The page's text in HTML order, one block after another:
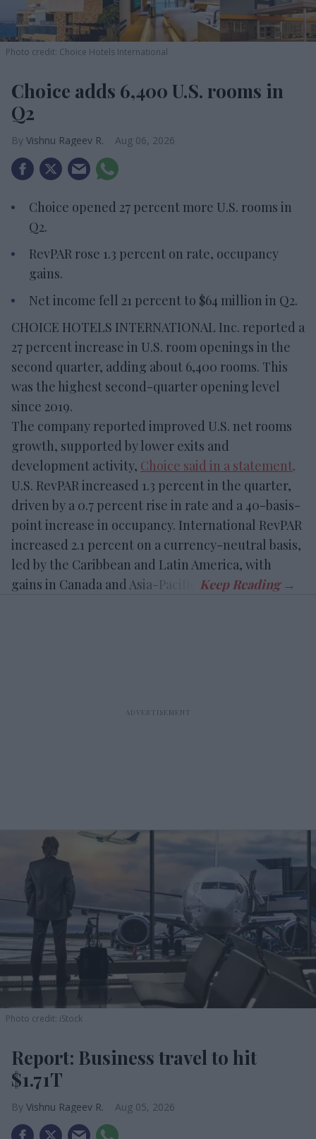
Photo credit: Choice Hotels International
Choice adds 6,400 U.S. rooms in
Q2
Vishnu Rageev R. Aug 06, 2026
Choice opened 27 percent more U.S. rooms in
Q2.
RevPAR rose 1.3 percent on rate, occupancy
gains.
Net income fell 21 percent to $64 million in Q2.
CHOICE HOTELS INTERNATIONAL Inc. reported a
27 percent increase in U.S. room openings in the
second quarter, adding about 6,400 rooms. This
was the highest second-quarter opening level
since 2019.
The company reported improved U.S. net rooms
growth, supported by lower exits and
development activity, Choice said in a statement.
U.S. RevPAR increased 1.3 percent in the quarter,
driven by a 0.7 percent rise in rate and a 40-basis-
point increase in occupancy. International RevPAR
increased 2.1 percent on a currency-neutral basis,
led by the Caribbean and Latin America, with
gains in Canada and Asia-Pacific.
Photo credit: iStock
Report: Business travel to hit
$1.71T
Vishnu Rageev R. Aug 05, 2026